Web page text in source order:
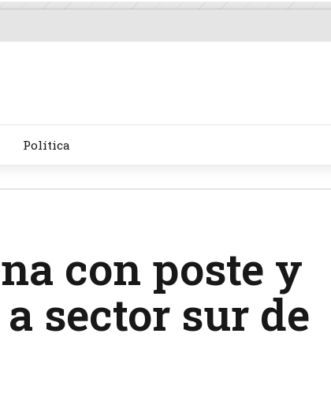
Política
con poste y
sector sur de